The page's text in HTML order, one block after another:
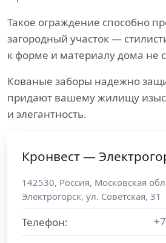
Такое ограждение способно
загородный участок —
к форме и материалу дома не
Кованые заборы надежно
придают вашему жилищу
и элегантность.
Кронвест —
142530, Россия, Московская
Электрогорск, ул. Советская, 31
Телефон: